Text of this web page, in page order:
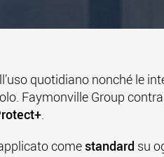
quotidiano nonché le
Faymonville Group
.
comestandard su